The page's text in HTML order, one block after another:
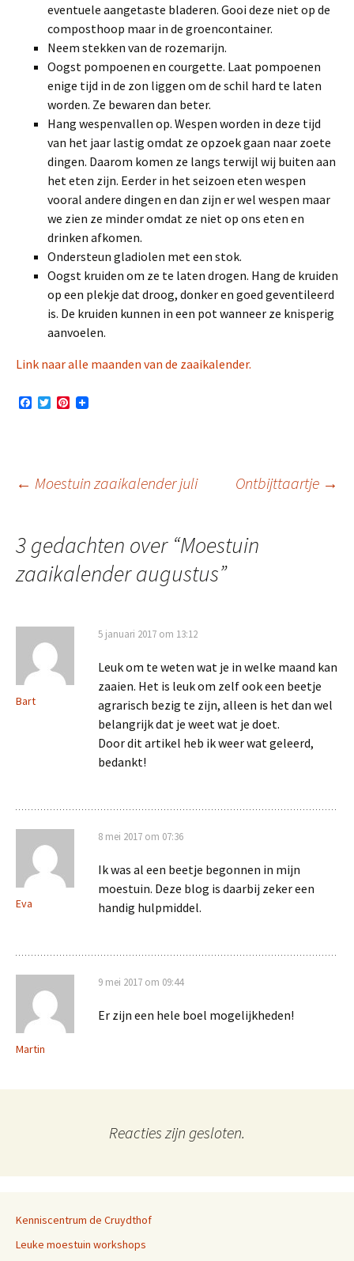
eventuele aangetaste bladeren. Gooi deze niet op de
composthoop maar in de groencontainer.
Neem stekken van de rozemarijn.
Oogst pompoenen en courgette. Laat pompoenen
enige tijd in de zon liggen om de schil hard te laten
worden. Ze bewaren dan beter.
Hang wespenvallen op. Wespen worden in deze tijd
van het jaar lastig omdat ze opzoek gaan naar zoete
dingen. Daarom komen ze langs terwijl wij buiten aan
het eten zijn. Eerder in het seizoen eten wespen
vooral andere dingen en dan zijn er wel wespen maar
we zien ze minder omdat ze niet op ons eten en
drinken afkomen.
Ondersteun gladiolen met een stok.
Oogst kruiden om ze te laten drogen. Hang de kruiden
op een plekje dat droog, donker en goed geventileerd
is. De kruiden kunnen in een pot wanneer ze knisperig
aanvoelen.
Link naar alle maanden van de zaaikalender.
o
k
T
r
P
e
s
Berichtnavigatie
← Moestuin zaaikalender juli Ontbijttaartje →
3 gedachten over “Moestuin
zaaikalender augustus”
Bart
5 januari 2017 om 13:12
Leuk om te weten wat je in welke maand kan
zaaien. Het is leuk om zelf ook een beetje
agrarisch bezig te zijn, alleen is het dan wel
belangrijk dat je weet wat je doet.
Door dit artikel heb ik weer wat geleerd,
bedankt!
Eva
8 mei 2017 om 07:36
Ik was al een beetje begonnen in mijn
moestuin. Deze blog is daarbij zeker een
handig hulpmiddel.
Martin
9 mei 2017 om 09:44
Er zijn een hele boel mogelijkheden!
Reacties zijn gesloten.
Kenniscentrum de Cruydthof
Leuke moestuin workshops